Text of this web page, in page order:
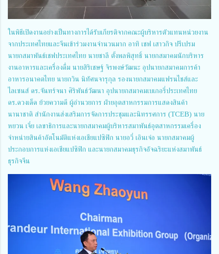
ในพิธีเปิดงานอย่างเป็นทางการได้รับเกียรติจากคณะผู้บริหารตัวแทนหน่วยงาน
จากประเทศไทยและจีนเข้าร่วมงานจำนวนมาก อาทิ เชฟ เสาวกิจ ปรีเปรม
นายกสมาพันธ์เชฟประเทศไทย นายชาลี ตั้งพลพิสุทธิ์ นายกสมาคมนักบริหาร
งานอาหารและเครื่องดื่ม นายสิริเชษฐ์ จิรพงษ์วัฒนะ อุปนายกสมาคมการค้า
อาหารอนาคตไทย นายกวิน นิทัศนจารุกุล รองนายกสมาคมแฟรนไชส์และ
ไลเซนส์ ดร.จันทร์จนา ศิริพันธ์วัฒนา อุปนายกสมาคมเบเกอรี่ประเทศไทย
ดร.ดวงเด็ด ย้วยความดี ผู้อำนวยการ ฝ่ายอุตสาหกรรมการแสดงสินค้า
นานาชาติ สำนักงานส่งเสริมการจัดการประชุมและนิทรรศการ (TCEB) นาย
หยวน เจี๋ย เลขาธิการและนายกสมาคมผู้บริหารสมาพันธ์อุตสาหกรรมเครื่อง
จำหน่ายสินค้าอัตโนมัติแห่งเอเชียแปซิฟิก นายอวี๋ เอินเจ๋อ นายกสมาคมผู้
ประกอบการแห่งเอเชียแปซิฟิก และนายกสมาคมธุรกิจอัจฉริยะแห่งสมาพันธ์
ธุรกิจจีน